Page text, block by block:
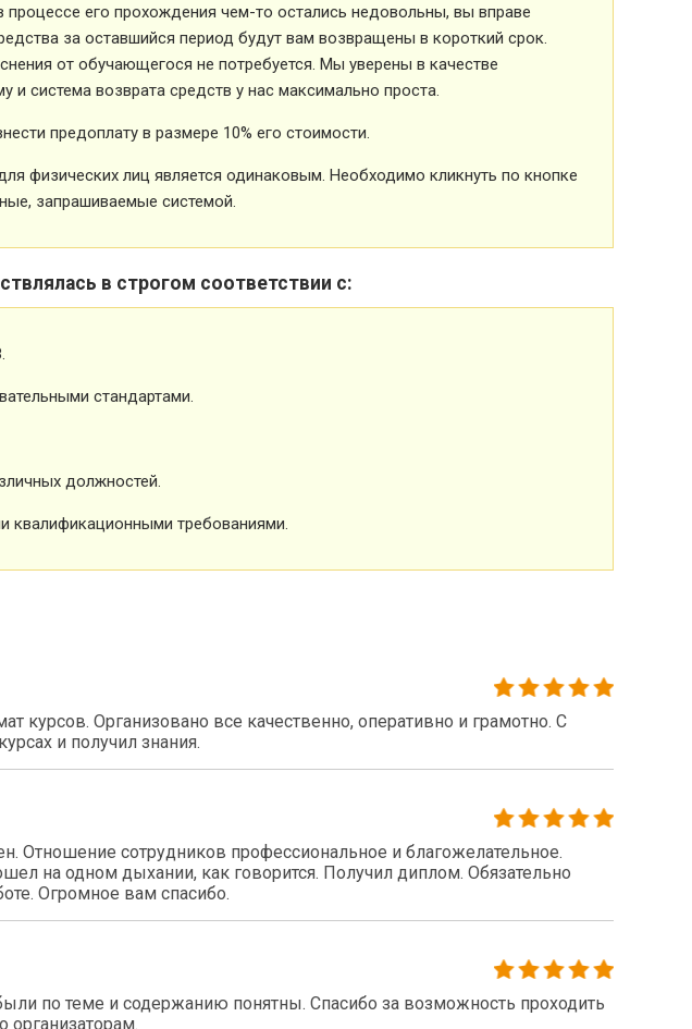
процессе его прохождения чем-то остались недовольны, вы вправе
за оставшийся период будут вам возвращены в короткий срок.
от обучающегося не потребуется. Мы уверены в качестве
и система возврата средств у нас максимально проста.
предоплату в размере 10% его стоимости.
физических лиц является одинаковым. Необходимо кликнуть по кнопке
запрашиваемые системой.
в строгом соответствии с:
стандартами.
должностей.
требованиями.
курсов. Организовано все качественно, оперативно и грамотно. С
и получил знания.
Отношение сотрудников профессиональное и благожелательное.
на одном дыхании, как говорится. Получил диплом. Обязательно
Огромное вам спасибо.
по теме и содержанию понятны. Спасибо за возможность проходить
организаторам.